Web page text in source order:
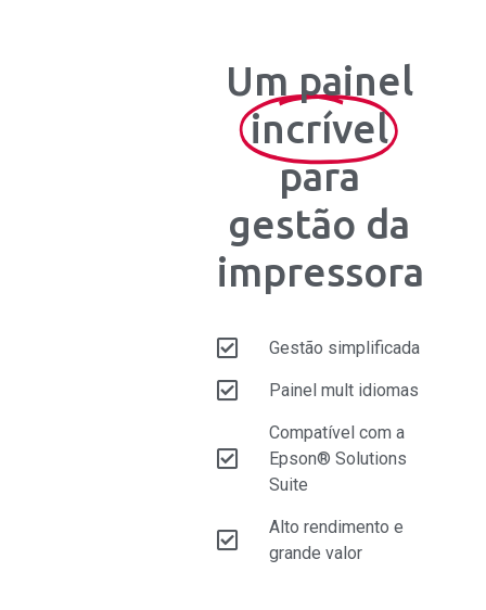
Um painel
incrível
para
gestão da
impressora
Gestão simplificada
Painel mult idiomas
Compatível com a
Epson® Solutions
Suite
Alto rendimento e
grande valor